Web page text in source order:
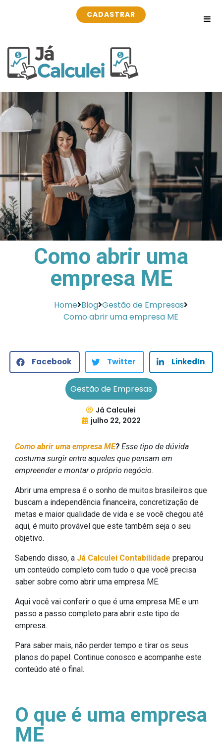
CADASTRAR
Como abrir uma
empresa ME
Home Blog Gestão de Empresas
Como abrir uma empresa ME
Facebook Twitter LinkedIn
Gestão de Empresas
Já Calculei
julho 22, 2022
Como abrir uma empresa ME? Esse tipo de dúvida
costuma surgir entre aqueles que pensam em
empreender e montar o próprio negócio.
Abrir uma empresa é o sonho de muitos brasileiros que
buscam a independência financeira, concretização de
metas e maior qualidade de vida e se você chegou até
aqui, é muito provável que este também seja o seu
objetivo.
Sabendo disso, a Já Calculei Contabilidade preparou
um conteúdo completo com tudo o que você precisa
saber sobre como abrir uma empresa ME.
Aqui você vai conferir o que é uma empresa ME e um
passo a passo completo para abrir este tipo de
empresa.
Para saber mais, não perder tempo e tirar os seus
planos do papel. Continue conosco e acompanhe este
conteúdo até o final.
O que é uma empresa
ME